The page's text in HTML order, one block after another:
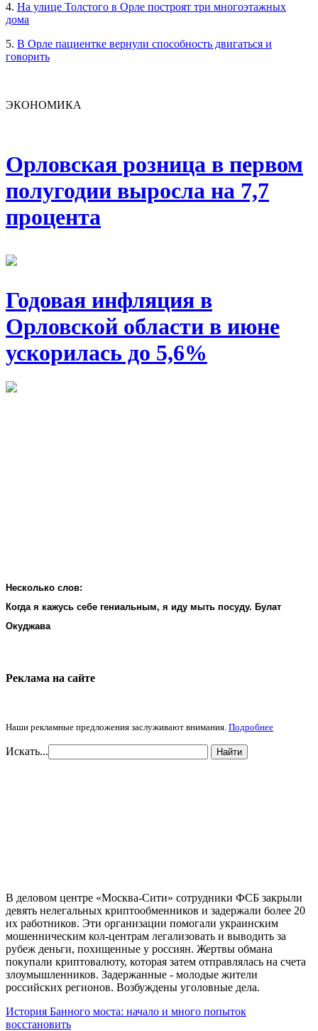
4. На улице Толстого в Орле построят три многоэтажных
дома
5. В Орле пациентке вернули способность двигаться и
говорить
ЭКОНОМИКА
Орловская розница в первом
полугодии выросла на 7,7
процента
Годовая инфляция в
Орловской области в июне
ускорилась до 5,6%
Несколько слов:
Когда я кажусь себе гениальным, я иду мыть посуду. Булат
Окуджава
Реклама на cайте
Наши рекламные предложения заслуживают внимания. Подробнее
Искать... Найти
В деловом центре «Москва-Сити» сотрудники ФСБ закрыли
девять нелегальных криптообменников и задержали более 20
их работников. Эти организации помогали украинским
мошенническим кол-центрам легализовать и выводить за
рубеж деньги, похищенные у россиян. Жертвы обмана
покупали криптовалюту, которая затем отправлялась на счета
злоумышленников. Задержанные - молодые жители
российских регионов. Возбуждены уголовные дела.
История Банного моста: начало и много попыток
восстановить